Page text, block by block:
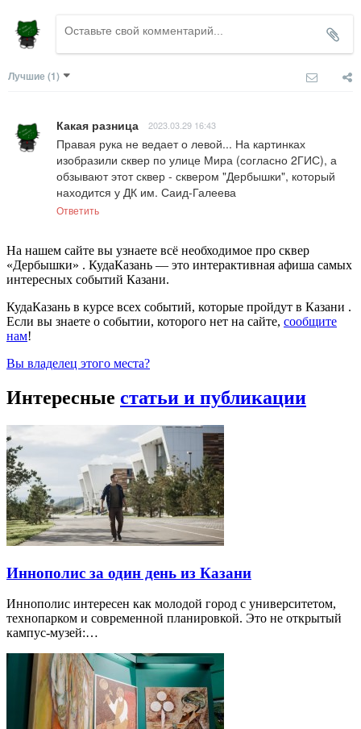
Лучшие (1)
Какая разница 2023.03.29 16:43
Правая рука не ведает о левой... На картинках
изобразили сквер по улице Мира (согласно 2ГИС), а
обзывают этот сквер - сквером "Дербышки", который
находится у ДК им. Саид-Галеева
Ответить
На нашем сайте вы узнаете всё необходимое про сквер
«Дербышки» . КудаКазань — это интерактивная афиша самых
интересных событий Казани.
КудаКазань в курсе всех событий, которые пройдут в Казани .
Если вы знаете о событии, которого нет на сайте, сообщите
нам!
Вы владелец этого места?
Интересные статьи и публикации
Иннополис за один день из Казани
Иннополис интересен как молодой город с университетом,
технопарком и современной планировкой. Это не открытый
кампус-музей:…